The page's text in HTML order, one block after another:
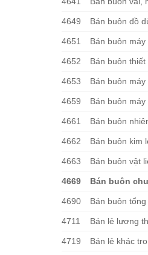
4649 Bán buôn đồ
4651 Bán buôn
4652 Bán buôn
4653 Bán buôn
4659 Bán buôn
4661 Bán buôn
4662 Bán buôn kim
4663 Bán buôn vật
4669 Bán buôn
4690 Bán buôn
4711 Bán lẻ lương
4719 Bán lẻ khác